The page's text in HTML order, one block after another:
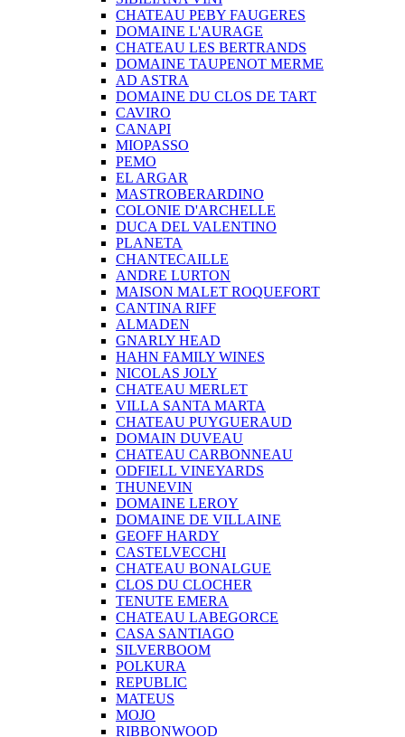
CHATEAU PEBY FAUGERES
DOMAINE L'AURAGE
CHATEAU LES BERTRANDS
DOMAINE TAUPENOT MERME
AD ASTRA
DOMAINE DU CLOS DE TART
CAVIRO
CANAPI
MIOPASSO
PEMO
EL ARGAR
MASTROBERARDINO
COLONIE D'ARCHELLE
DUCA DEL VALENTINO
PLANETA
CHANTECAILLE
ANDRE LURTON
MAISON MALET ROQUEFORT
CANTINA RIFF
ALMADEN
GNARLY HEAD
HAHN FAMILY WINES
NICOLAS JOLY
CHATEAU MERLET
VILLA SANTA MARTA
CHATEAU PUYGUERAUD
DOMAIN DUVEAU
CHATEAU CARBONNEAU
ODFIELL VINEYARDS
THUNEVIN
DOMAINE LEROY
DOMAINE DE VILLAINE
GEOFF HARDY
CASTELVECCHI
CHATEAU BONALGUE
CLOS DU CLOCHER
TENUTE EMERA
CHATEAU LABEGORCE
CASA SANTIAGO
SILVERBOOM
POLKURA
REPUBLIC
MATEUS
MOJO
RIBBONWOOD